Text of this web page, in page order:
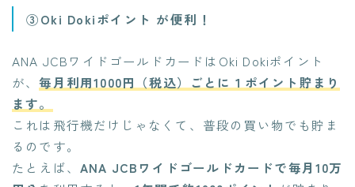
③Oki Dokiポイント が便利！
ANA JCBワイドゴールドカードはOki Dokiポイント
が、毎月利用1000円（税込）ごとに１ポイント貯まり
ます。
これは飛行機だけじゃなくて、普段の買い物でも貯ま
るのです。
たとえば、 ANA JCBワイドゴールドカードで毎月10万